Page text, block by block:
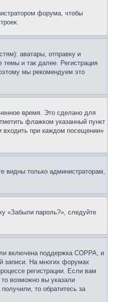
форума, чтобы
аватары, отправку и
и так далее. Регистрация
мы рекомендуем это
время. Это сделано для
флажком указанный пункт
входить при каждом посещении»
видны только администраторам,
«Забыли пароль?», следуйте
включена поддержка COPPA, и
записи. На многих форумах
регистрации. Если вам
возможно вы указали
то обратитесь за